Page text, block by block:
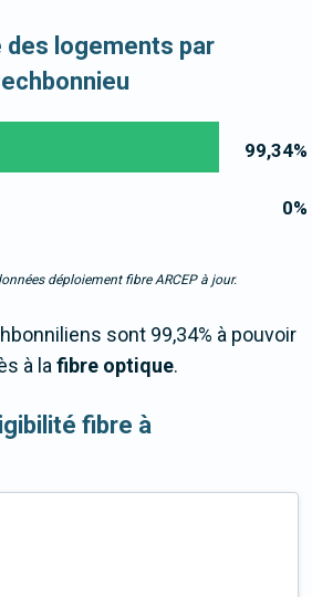
des logements par
99,34%
0%
déploiement fibre ARCEP à jour.
sont 99,34% à pouvoir
à lafibre optique.
fibre à